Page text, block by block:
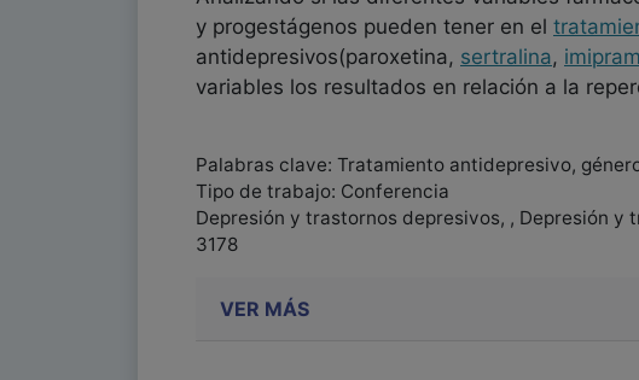
y progestágenos pueden tener en el
antidepresivos(paroxetina, sertralina,
variables los resultados en relación a la
Palabras clave: Tratamiento antidepresivo,
Tipo de trabajo: Conferencia
Depresión y trastornos depresivos, , Depresión
3178
VER MÁS